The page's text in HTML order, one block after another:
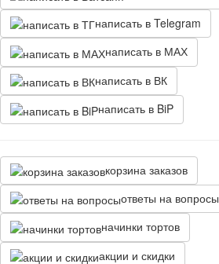
написать в Telegram
написать в МАХ
написать в ВК
написать в BiP
корзина заказов
ответы на вопросы
начинки тортов
акции и скидки